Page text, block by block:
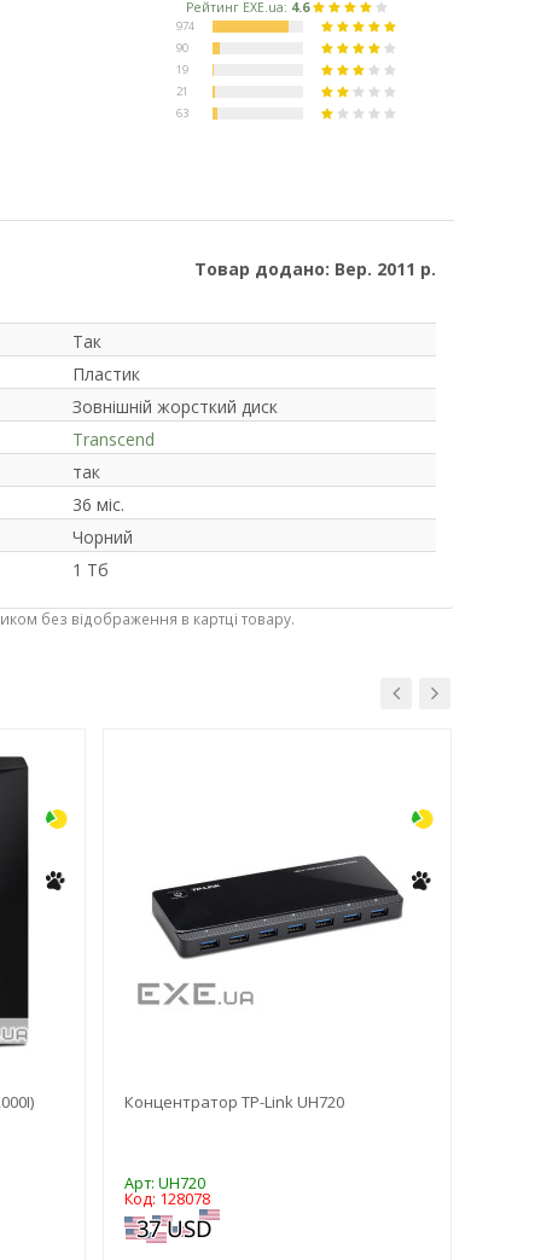
Товар додано: Вер. 2011 р.
Так
Пластик
Зовнішній жорсткий диск
Transcend
так
36 міс.
Чорний
1 Тб
без відображення в картці товару.
Концентратор TP-Link UH720
Арт: UH720
Код: 128078